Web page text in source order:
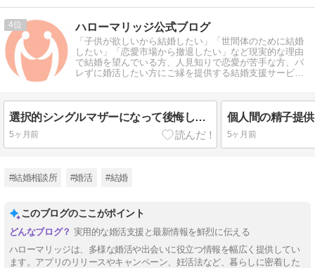
4 ハローマリッジ公式ブログ
「子供が欲しいから結婚したい」「世間体のために結婚
したい」「恋愛市場から撤退したい」など現実的な理由
で結婚を望んでいる方、人見知りで恋愛が苦手な方、バ
レずに婚活したい方にご縁を提供する結婚支援サービ
選択的シングルマザーになって後悔した？年収や一人暮らしなど生活スタイルによって異なるかも
5ヶ月前 5ヶ月前
#結婚相談所 #婚活 #結婚
このブログのここがポイント
実用的な婚活支援と最新情報を鮮烈に伝える
ハローマリッジは、多様な婚活や出会いに役立つ情報を幅広く提供してい
ます。アプリのリリースやキャンペーン、妊活法など、暮らしに密着した